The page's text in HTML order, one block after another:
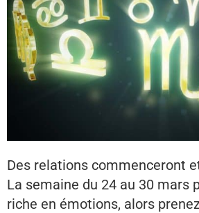
Des relations commenceront
La semaine du 24 au 30 mars
riche en émotions, alors